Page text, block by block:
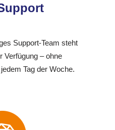
Support-Team steht
Verfügung – ohne
Tag der Woche.